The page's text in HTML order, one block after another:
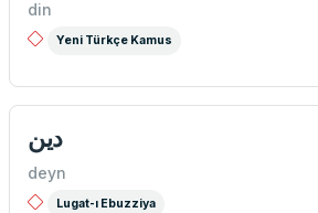
din
Yeni Türkçe Kamus
دین
deyn
Lugat-ı Ebuzziya